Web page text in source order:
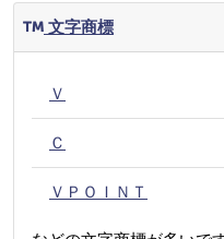
文字商標
Ｖ
Ｃ
ＶＰＯＩＮＴ